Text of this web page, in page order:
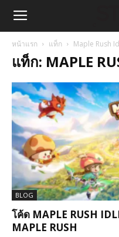
หน้าแรก แท็ก Maple Rush
แท็ก: MAPLE
BLOG
โค้ด MAPLE RUSH
MAPLE RUSH